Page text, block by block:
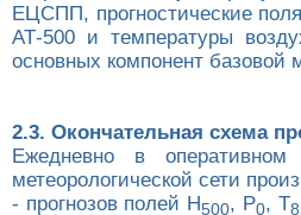
ЕЦСПП, прогностические
АТ-500 и температуры
основных компонент базовой
2.3. Окончательная схема
Ежедневно в
метеорологической сети
- прогнозов полей Н500, P0, T